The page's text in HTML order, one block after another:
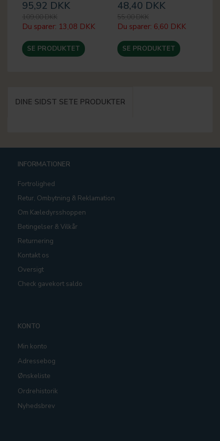
95,92 DKK
109,00 DKK
Du sparer: 13,08 DKK
SE PRODUKTET
48,40 DKK
55,00 DKK
Du sparer: 6,60 DKK
SE PRODUKTET
DINE SIDST SETE PRODUKTER
INFORMATIONER
Fortrolighed
Retur, Ombytning & Reklamation
Om Kæledyrsshoppen
Betingelser & Vilkår
Returnering
Kontakt os
Oversigt
Check gavekort saldo
KONTO
Min konto
Adressebog
Ønskeliste
Ordrehistorik
Nyhedsbrev